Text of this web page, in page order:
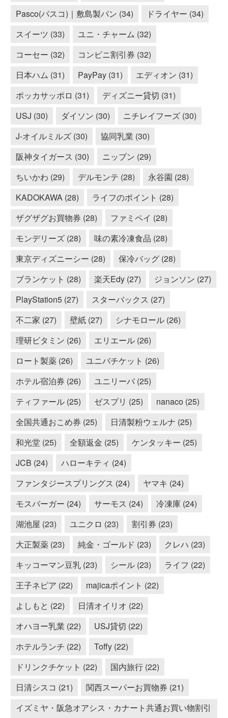
Pasco(パスコ)｜敷島製パン (34)
ドライヤー (34)
スイーツ (33)
ユニ・チャーム (32)
コーセー (32)
コンビニ割引券 (32)
日本ハム (31)
PayPay (31)
エディオン (31)
ポッカサッポロ (31)
ディズニー貸切 (31)
USJ (30)
ダイソン (30)
ニチレイフーズ (30)
J-オイルミルズ (30)
協同乳業 (30)
阪神タイガース (30)
ニップン (29)
ちいかわ (29)
デルモンテ (28)
永谷園 (28)
KADOKAWA (28)
ライフのポイント (28)
ザグザグお買物券 (28)
ファミペイ (28)
モンデリーズ (28)
味の素冷凍食品 (28)
東京ディズニーシー (28)
保冷バッグ (28)
ブランケット (28)
楽天Edy (27)
ジョンソン (27)
PlayStation5 (27)
スターバックス (27)
不二家 (27)
壁紙 (27)
シナモロール (26)
理研ビタミン (26)
エリエール (26)
ロート製薬 (26)
ユニバチケット (26)
ホテル宿泊券 (26)
ユニリーバ (25)
ティファール (25)
ゼスプリ (25)
nanaco (25)
全国共通おこめ券 (25)
日清製粉ウェルナ (25)
和光堂 (25)
全額返金 (25)
ケンタッキー (25)
JCB (24)
ハローキティ (24)
ファンタジースプリングス (24)
ヤマキ (24)
モスバーガー (24)
サーモス (24)
冷凍庫 (24)
湖池屋 (23)
ユニクロ (23)
割引券 (23)
大正製薬 (23)
純金・ゴールド (23)
クレハ (23)
キッコーマン豆乳 (23)
シール (23)
ライフ (22)
王子ネピア (22)
majicaポイント (22)
よしもと (22)
日清オイリオ (22)
オハヨー乳業 (22)
USJ貸切 (22)
ホテルランチ (22)
Toffy (22)
ドリンクチケット (22)
国内旅行 (22)
日清シスコ (21)
関西スーパーお買物券 (21)
イズミヤ・阪急オアシス・カナート共通お買い物割引